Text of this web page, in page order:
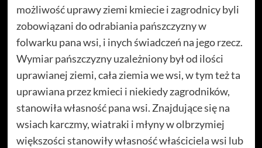
możliwość uprawy ziemi kmiecie i zagrodnicy byli
zobowiązani do odrabiania pańszczyzny w
folwarku pana wsi, i inych świadczeń na jego rzecz.
Wymiar pańszczyzny uzależniony był od ilości
uprawianej ziemi, cała ziemia we wsi, w tym też ta
uprawiana przez kmieci i niekiedy zagrodników,
stanowiła własność pana wsi. Znajdujące się na
wsiach karczmy, wiatraki i młyny w olbrzymiej
większości stanowiły własność właściciela wsi lub